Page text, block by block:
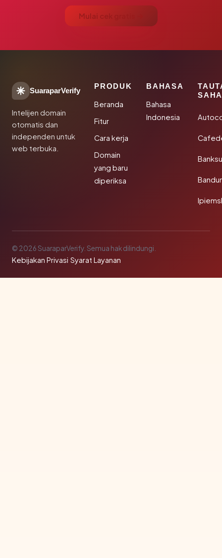
Mulai cek gratis →
SuaraparVerify
Intelijen domain
otomatis dan
independen untuk
web terbuka.
PRODUK
Beranda
Fitur
Cara kerja
Domain
yang baru
diperiksa
BAHASA
Bahasa
Indonesia
© 2026 SuaraparVerify. Semua hak dilindungi.
Kebijakan Privasi·Syarat Layanan